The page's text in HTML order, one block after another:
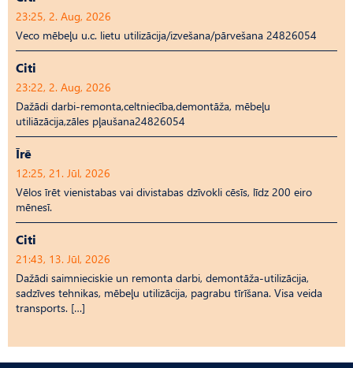
23:25, 2. Aug, 2026
Veco mēbeļu u.c. lietu utilizācija/izvešana/pārvešana 24826054
Citi
23:22, 2. Aug, 2026
Dažādi darbi-remonta,celtniecība,demontāža, mēbeļu
utiliāzācija,zāles pļaušana24826054
Īrē
12:25, 21. Jūl, 2026
Vēlos īrēt vienistabas vai divistabas dzīvokli cēsīs, līdz 200 eiro
mēnesī.
Citi
21:43, 13. Jūl, 2026
Dažādi saimnieciskie un remonta darbi, demontāža-utilizācija,
sadzīves tehnikas, mēbeļu utilizācija, pagrabu tīrīšana. Visa veida
transports. […]